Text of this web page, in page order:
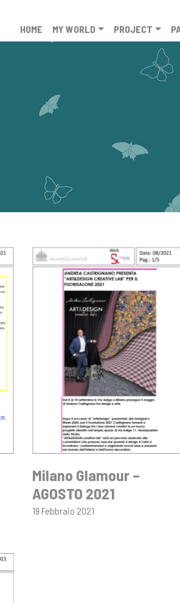
HOME MY WORLD PROJECT
Milano Glamour –
AGOSTO 2021
19 Febbraio 2021